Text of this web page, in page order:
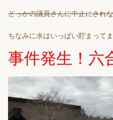
どっかの議員さんに中止にされ
ちなみに水はいっぱい貯まってま
事件発生！六